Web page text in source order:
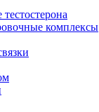
комплексы